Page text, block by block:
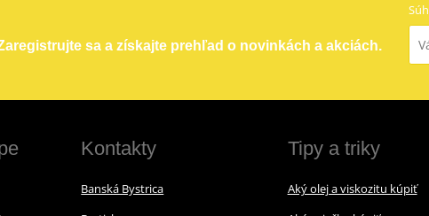
sa a získajte prehľad o novinkách a akciách.
Kontakty
Banská Bystrica
Tipy a triky
Aký olej a viskozitu kúpiť